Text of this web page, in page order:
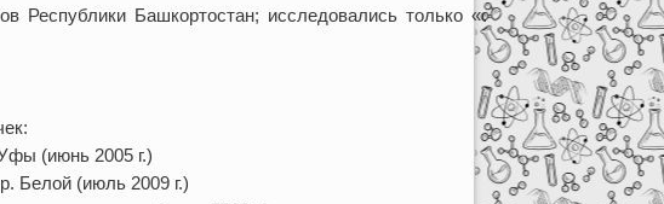
Республики Башкортостан; исследовались только «открытые»
(июнь 2005 г.)
Белой (июль 2009 г.)